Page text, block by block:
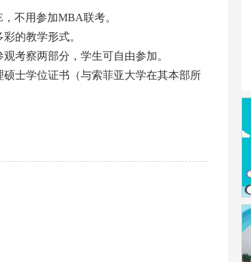
不用参加MBA联考。
的教学形式。
考察两部分，学生可自由参加。
士学位证书（与索菲亚大学在其本部所